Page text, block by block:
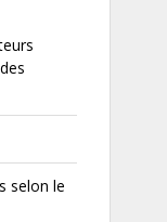
selon le